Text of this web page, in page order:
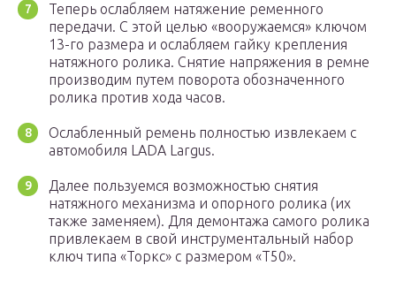
Теперь ослабляем натяжение ременного
передачи. С этой целью «вооружаемся» ключом
13-го размера и ослабляем гайку крепления
натяжного ролика. Снятие напряжения в ремне
производим путем поворота обозначенного
ролика против хода часов.
Ослабленный ремень полностью извлекаем с
автомобиля LADA Largus.
Далее пользуемся возможностью снятия
натяжного механизма и опорного ролика (их
также заменяем). Для демонтажа самого ролика
привлекаем в свой инструментальный набор
ключ типа «Торкс» с размером «Т50».